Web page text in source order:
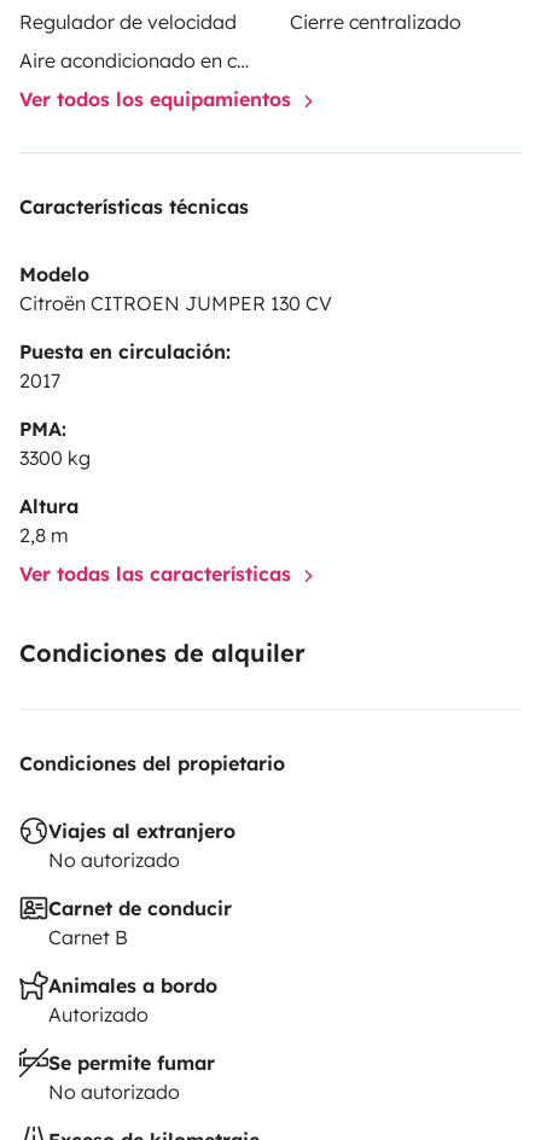
necesario toallas playa, sábanas y nevera de playa,
con la posibilidad de alquilar un paddle surf.
encantados de asesorarte en todo lo que necesites
Regulador de velocidad
Cierre centralizado
Aire acondicionado en cabina
Ver todos los equipamientos
Características técnicas
Modelo
Citroën CITROEN JUMPER 130 CV
Puesta en circulación:
2017
PMA:
3300 kg
Altura
2,8 m
Ver todas las características
Condiciones de alquiler
Condiciones del propietario
Viajes al extranjero
No autorizado
Carnet de conducir
Carnet B
Animales a bordo
Autorizado
Se permite fumar
No autorizado